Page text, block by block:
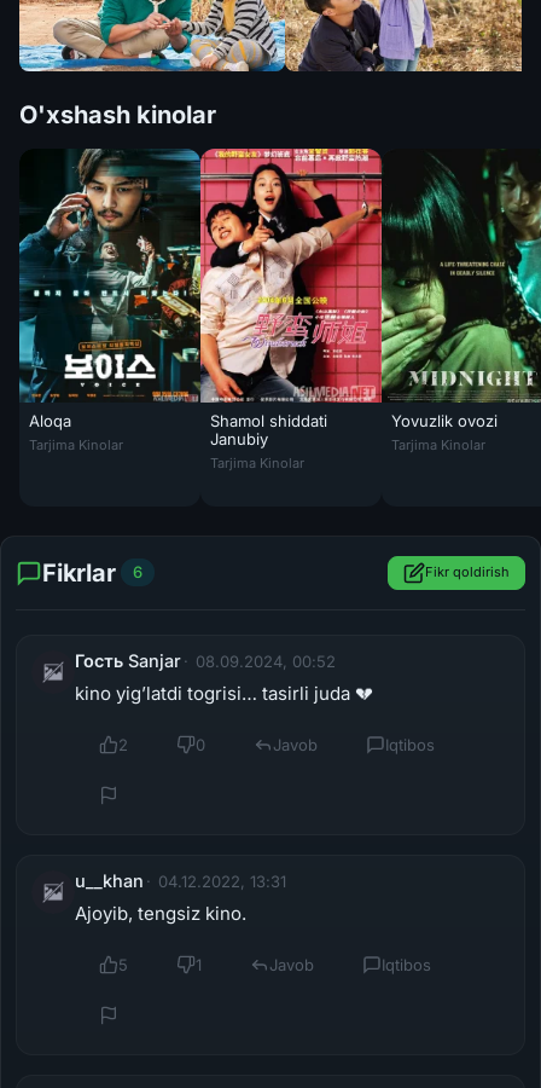
O'xshash kinolar
Aloqa
Aloqa / Aloqada / Liniyada Janubiy Koreya filmi Uzbek tilida 2021
Tarjima Kinolar
Shamol shiddati
Janubiy
Shamol shiddati Janubiy Koreya filmi
Tarjima Kinolar
Yovuzlik ovozi
Yovuzlik ovozi /
Tarjima Kinolar
Fikrlar 6 Fikr qoldirish
Гость Sanjar 08.09.2024, 00:52
kino yig’latdi togrisi… tasirli juda 💔
2 0 Javob Iqtibos
u__khan 04.12.2022, 13:31
Ajoyib, tengsiz kino.
5 1 Javob Iqtibos